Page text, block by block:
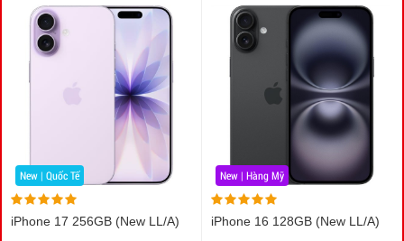
New | Quốc Tế
iPhone 17 256GB (New LL/A)
New | Hàng Mỹ
iPhone 16 128GB (New LL/A)